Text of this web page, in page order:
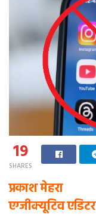
19
SHARES
प्रकाश मेहरा
एग्जीक्यूटिव एडिटर